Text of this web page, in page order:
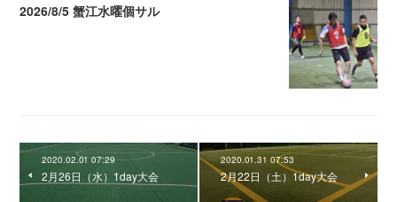
2026/8/5 蟹江水曜個サル
2020.02.01 07:29
2月26日（水）1day大会
2020.01.31 07:53
2月22日（土）1day大会